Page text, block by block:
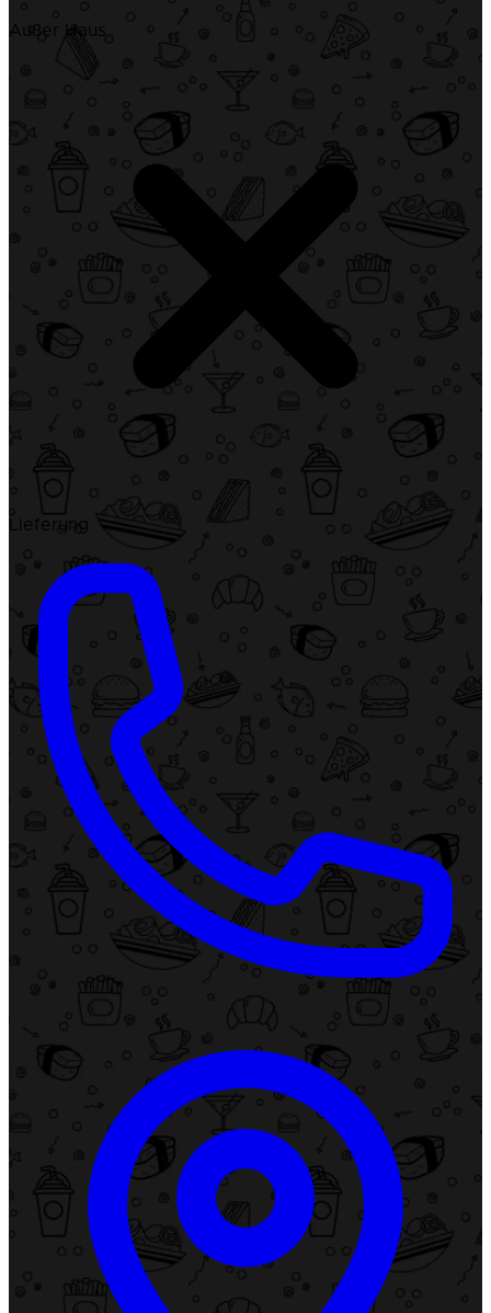
Außer Haus
Lieferung